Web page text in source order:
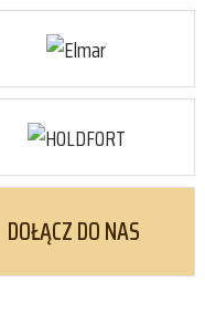
DOŁĄCZ DO NAS